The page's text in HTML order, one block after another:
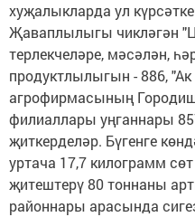
хуҗалыкларда ул
Җаваплылыгы чикләгән
терлекчеләре, мәсәлән,
продуктлылыгын - 886,
агрофирмасының
филиаллары уңганнары
җиткерделәр. Бүгенге
уртача 17,7 килограмм
җитештерү 80 тоннаны
районнары арасында